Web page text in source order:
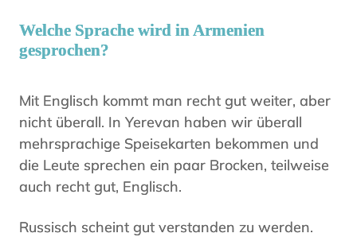
Welche Sprache wird in Armenien
gesprochen?
Mit Englisch kommt man recht gut weiter, aber
nicht überall. In Yerevan haben wir überall
mehrsprachige Speisekarten bekommen und
die Leute sprechen ein paar Brocken, teilweise
auch recht gut, Englisch.
Russisch scheint gut verstanden zu werden.